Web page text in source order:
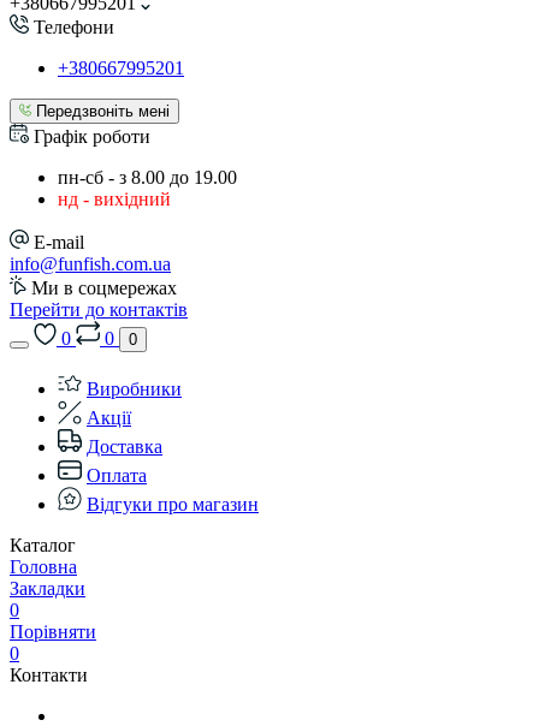
Телефони
+380667995201
Передзвоніть мені
Графік роботи
пн-сб - з 8.00 до 19.00
нд - вихідний
E-mail
info@funfish.com.ua
Ми в соцмережах
Перейти до контактів
0
0 0
Виробники
Акції
Доставка
Оплата
Відгуки про магазин
Каталог
Головна
Закладки
0
Порівняти
0
Контакти